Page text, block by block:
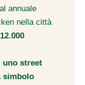
annuale
nella città
12.000
uno street
simbolo